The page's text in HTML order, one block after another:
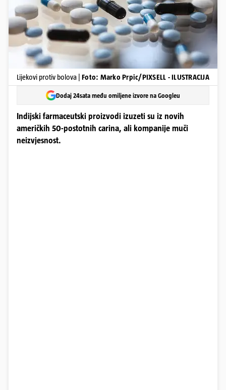
Lijekovi protiv bolova | Foto: Marko Prpic/PIXSELL - ILUSTRACIJA
Dodaj 24sata među omiljene izvore na Googleu
Indijski farmaceutski proizvodi izuzeti su iz novih
američkih 50-postotnih carina, ali kompanije muči
neizvjesnost.